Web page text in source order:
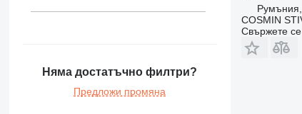
Няма достатъчно филтри?
Предложи промяна
COSMIN
Свържете